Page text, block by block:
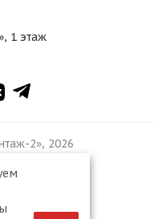
1 этаж
2», 2026